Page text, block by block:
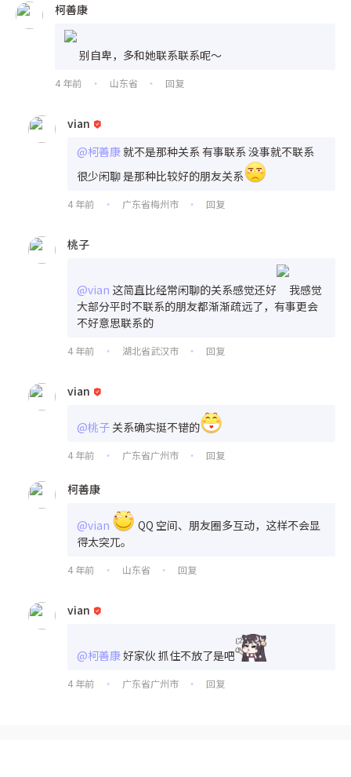
柯善康
别自卑，多和她联系联系呢～
4 年前 • 山东省 • 回复
vian
@柯善康就不是那种关系 有事联系 没事就不联系
很少闲聊 是那种比较好的朋友关系
4 年前 • 广东省梅州市 • 回复
桃子
@vian 这简直比经常闲聊的关系感觉还好
我感觉
大部分平时不联系的朋友都渐渐疏远了，有事更会
不好意思联系的
4 年前 • 湖北省武汉市 • 回复
vian
@桃子 关系确实挺不错的
4 年前 • 广东省广州市 • 回复
柯善康
@vian
QQ 空间、朋友圈多互动，这样不会显
得太突兀。
4 年前 • 山东省 • 回复
vian
@柯善康好家伙 抓住不放了是吧
4 年前 • 广东省广州市 • 回复